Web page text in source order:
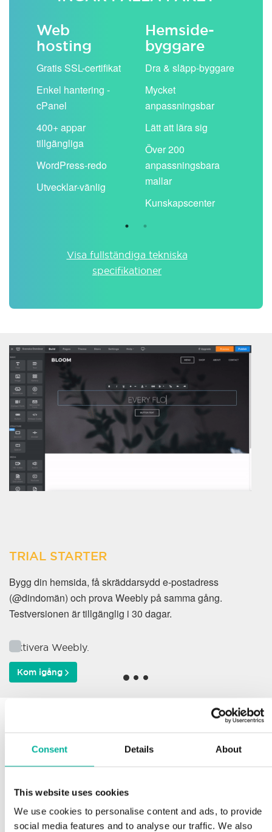
Consent Details About
This website uses cookies
We use cookies to personalise content and ads, to provide
social media features and to analyse our traffic. We also
Web
hosting
Gratis SSL-certifikat
Enkel hantering -
cPanel
400+ appar
tillgängliga
WordPress-redo
Utvecklar-vänlig
Hemside­
byggare
Dra & släpp-byggare
Mycket
anpassningsbar
Lätt att lära sig
Över 200
anpassningsbara
mallar
Kunskapscenter
Visa fullständiga tekniska
specifikationer
TRIAL STARTER
Bygg din hemsida, få skräddarsydd e-postadress
(@dindomän) och prova Weebly på samma gång.
Testversionen är tillgänglig i 30 dagar.
Aktivera Weebly.
Kom igång
Varför väljer våra kunder
oss?
Support